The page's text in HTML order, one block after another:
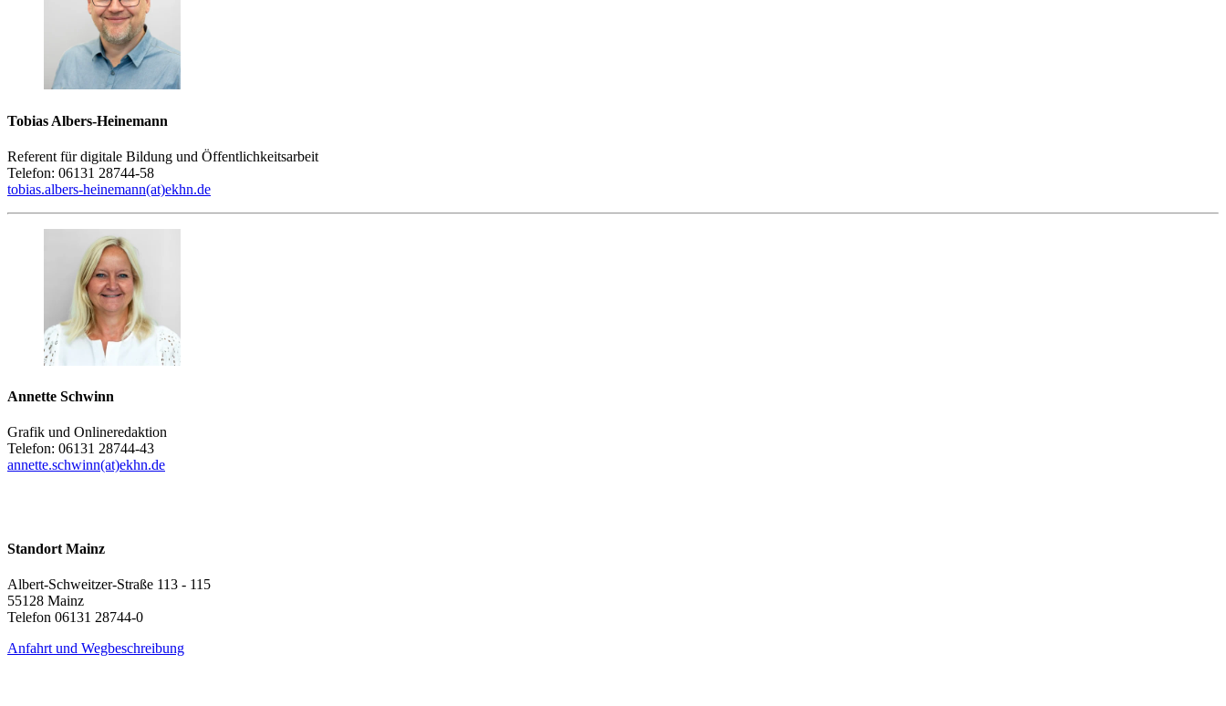
Tobias Albers-Heinemann
Referent für digitale Bildung und Öffentlichkeitsarbeit
Telefon: 06131 28744-58
tobias.albers-heinemann(at)ekhn.de
Annette Schwinn
Grafik und Onlineredaktion
Telefon: 06131 28744-43
annette.schwinn(at)ekhn.de
Standort Mainz
Albert-Schweitzer-Straße 113 - 115
55128 Mainz
Telefon 06131 28744-0
Anfahrt und Wegbeschreibung